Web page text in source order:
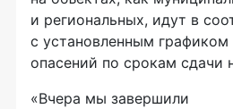
и региональных, идут в
с установленным графиком
опасений по срокам сдачи
«Вчера мы завершили